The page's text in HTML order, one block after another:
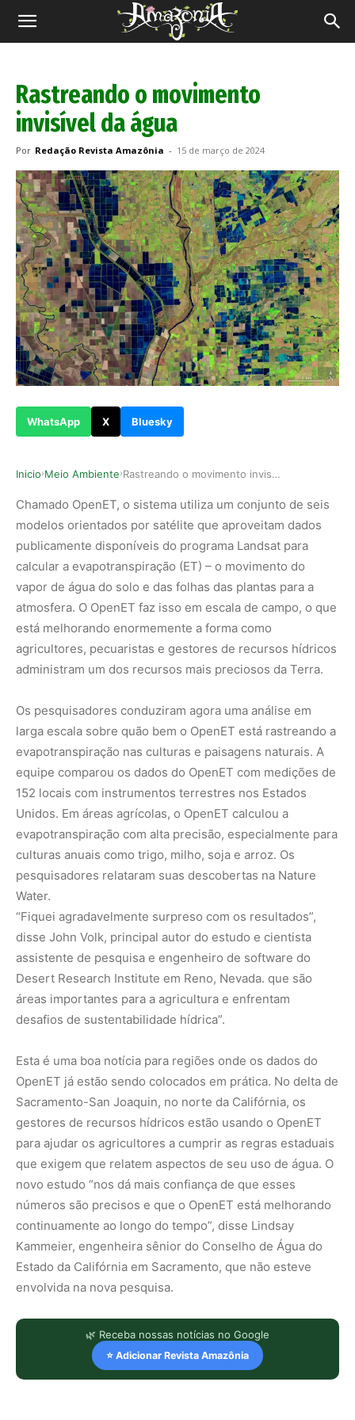
Revista
Rastreando o movimento
invisível da água
Por Redação Revista Amazônia - 15 de março de 2024
WhatsApp X Bluesky
Inicio›Meio Ambiente› Rastreando o movimento invisível da água
Chamado OpenET, o sistema utiliza um conjunto de seis
modelos orientados por satélite que aproveitam dados
publicamente disponíveis do programa Landsat para
calcular a evapotranspiração (ET) – o movimento do
vapor de água do solo e das folhas das plantas para a
atmosfera. O OpenET faz isso em escala de campo, o que
está melhorando enormemente a forma como
agricultores, pecuaristas e gestores de recursos hídricos
administram um dos recursos mais preciosos da Terra.
Os pesquisadores conduziram agora uma análise em
larga escala sobre quão bem o OpenET está rastreando a
evapotranspiração nas culturas e paisagens naturais. A
equipe comparou os dados do OpenET com medições de
152 locais com instrumentos terrestres nos Estados
Unidos. Em áreas agrícolas, o OpenET calculou a
evapotranspiração com alta precisão, especialmente para
culturas anuais como trigo, milho, soja e arroz. Os
pesquisadores relataram suas descobertas na Nature
Water.
“Fiquei agradavelmente surpreso com os resultados”,
disse John Volk, principal autor do estudo e cientista
assistente de pesquisa e engenheiro de software do
Desert Research Institute em Reno, Nevada. que são
áreas importantes para a agricultura e enfrentam
desafios de sustentabilidade hídrica”.
Esta é uma boa notícia para regiões onde os dados do
OpenET já estão sendo colocados em prática. No delta de
Sacramento-San Joaquin, no norte da Califórnia, os
gestores de recursos hídricos estão usando o OpenET
para ajudar os agricultores a cumprir as regras estaduais
que exigem que relatem aspectos de seu uso de água. O
novo estudo “nos dá mais confiança de que esses
números são precisos e que o OpenET está melhorando
continuamente ao longo do tempo”, disse Lindsay
Kammeier, engenheira sênior do Conselho de Água do
Estado da Califórnia em Sacramento, que não esteve
envolvida na nova pesquisa.
🌿 Receba nossas notícias no Google
⭐ Adicionar Revista Amazônia